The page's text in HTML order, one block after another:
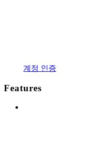
계정 인증
Features